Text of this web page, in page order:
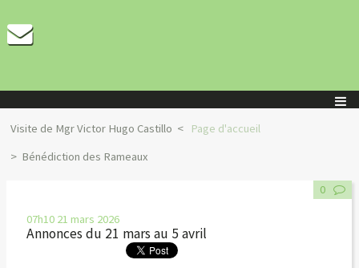
Visite de Mgr Victor Hugo Castillo
Page d'accueil
Bénédiction des Rameaux
07h10 21 mars 2026
Annonces du 21 mars au 5 avril
0